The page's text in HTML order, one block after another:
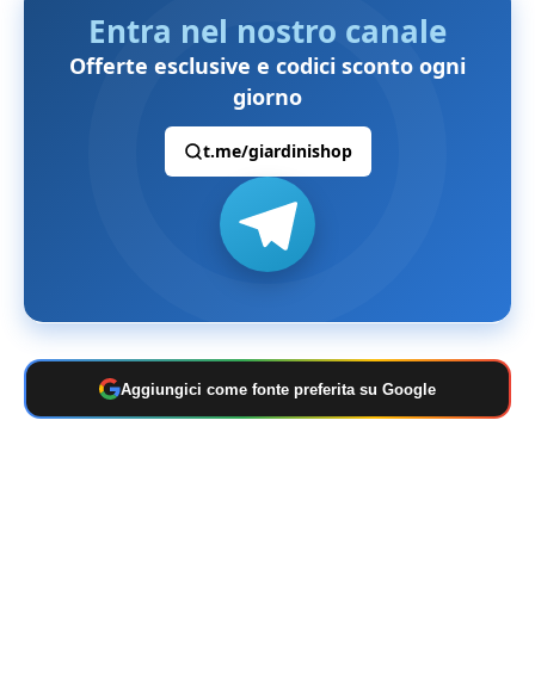
Entra nel nostro canale
Offerte esclusive e codici sconto ogni
giorno
t.me/giardinishop
Aggiungici come fonte preferita su Google